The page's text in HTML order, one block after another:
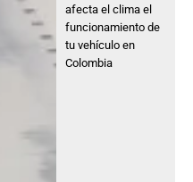
afecta el clima el
funcionamiento de
tu vehículo en
Colombia